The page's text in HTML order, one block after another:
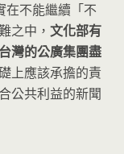
在不能繼續「不
之中， 文化部有
灣的公廣集團盡
上應該承擔的責
公共利益的新聞